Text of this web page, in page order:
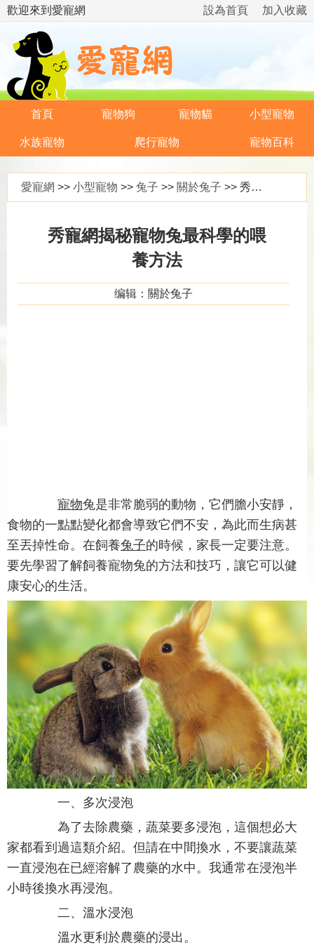
歡迎來到愛寵網 加入收藏
設為首頁
首頁 寵物狗 寵物貓 小型寵物
水族寵物 爬行寵物 寵物百科
愛寵網 >> 小型寵物 >> 兔子 >> 關於兔子 >> 秀寵網揭秘寵物兔最科學的喂養方法
秀寵網揭秘寵物兔最科學的喂
養方法
编辑：關於兔子
寵物兔是非常脆弱的動物，它們膽小安靜，
食物的一點點變化都會導致它們不安，為此而生病甚
至丟掉性命。在飼養兔子的時候，家長一定要注意。
要先學習了解飼養寵物兔的方法和技巧，讓它可以健
康安心的生活。
一、多次浸泡
為了去除農藥，蔬菜要多浸泡，這個想必大
家都看到過這類介紹。但請在中間換水，不要讓蔬菜
一直浸泡在已經溶解了農藥的水中。我通常在浸泡半
小時後換水再浸泡。
二、溫水浸泡
溫水更利於農藥的浸出。